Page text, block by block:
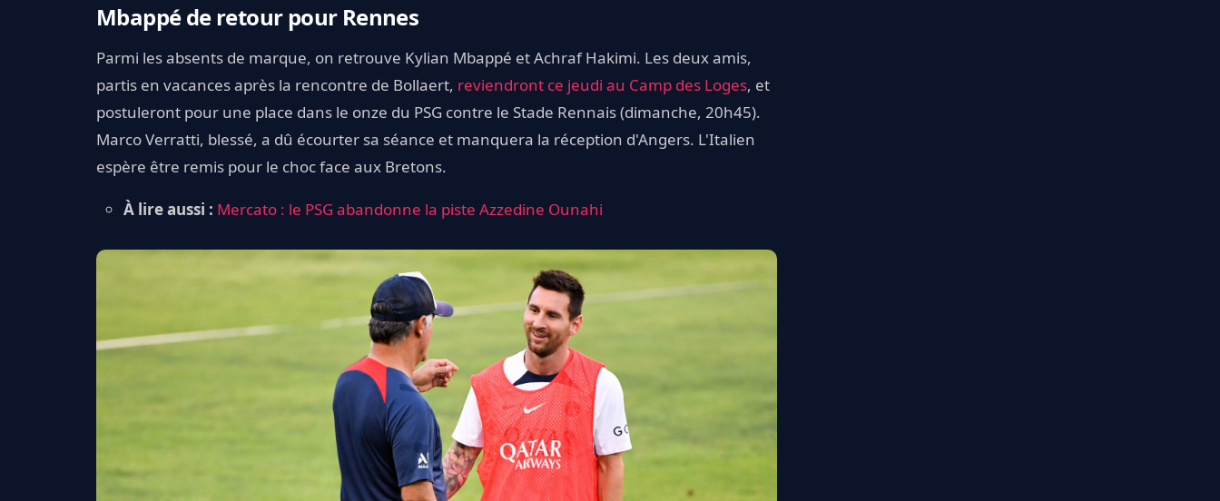
Mbappé de retour pour Rennes
Parmi les absents de marque, on retrouve Kylian Mbappé et Achraf Hakimi. Les deux amis,
partis en vacances après la rencontre de Bollaert, reviendront ce jeudi au Camp des Loges, et
postuleront pour une place dans le onze du PSG contre le Stade Rennais (dimanche, 20h45).
Marco Verratti, blessé, a dû écourter sa séance et manquera la réception d'Angers. L'Italien
espère être remis pour le choc face aux Bretons.
À lire aussi : Mercato : le PSG abandonne la piste Azzedine Ounahi